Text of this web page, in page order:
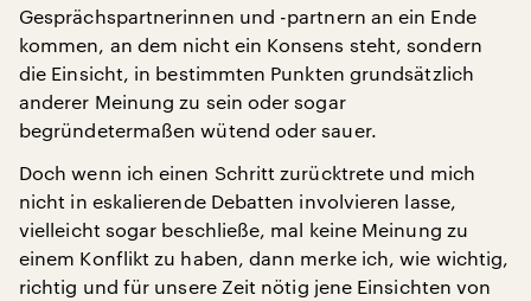
Gesprächspartnerinnen und -partnern an ein Ende
kommen, an dem nicht ein Konsens steht, sondern
die Einsicht, in bestimmten Punkten grundsätzlich
anderer Meinung zu sein oder sogar
begründetermaßen wütend oder sauer.
Doch wenn ich einen Schritt zurücktrete und mich
nicht in eskalierende Debatten involvieren lasse,
vielleicht sogar beschließe, mal keine Meinung zu
einem Konflikt zu haben, dann merke ich, wie wichtig,
richtig und für unsere Zeit nötig jene Einsichten von